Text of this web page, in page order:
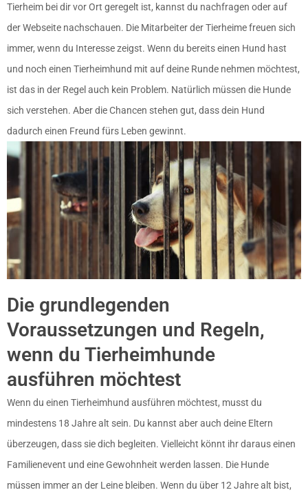
Tierheim bei dir vor Ort geregelt ist, kannst du nachfragen oder auf
der Webseite nachschauen. Die Mitarbeiter der Tierheime freuen sich
immer, wenn du Interesse zeigst. Wenn du bereits einen Hund hast
und noch einen Tierheimhund mit auf deine Runde nehmen möchtest,
ist das in der Regel auch kein Problem. Natürlich müssen die Hunde
sich verstehen. Aber die Chancen stehen gut, dass dein Hund
dadurch einen Freund fürs Leben gewinnt.
Die grundlegenden
Voraussetzungen und Regeln,
wenn du Tierheimhunde
ausführen möchtest
Wenn du einen Tierheimhund ausführen möchtest, musst du
mindestens 18 Jahre alt sein. Du kannst aber auch deine Eltern
überzeugen, dass sie dich begleiten. Vielleicht könnt ihr daraus einen
Familienevent und eine Gewohnheit werden lassen. Die Hunde
müssen immer an der Leine bleiben. Wenn du über 12 Jahre alt bist,